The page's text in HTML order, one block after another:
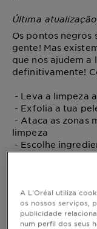
Última
Os pontos negros
gente! Mas
que nos ajudem a
definitivamente!
- Leva a limpeza
- Exfolia a tua
- Ataca as zonas
limpeza
- Escolhe
a oleosidade
- Mantém um
Como
A L'Oréal utiliza
os nossos serviços,
publicidade
num perfil dos seus